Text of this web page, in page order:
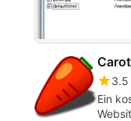
3.5
Ein